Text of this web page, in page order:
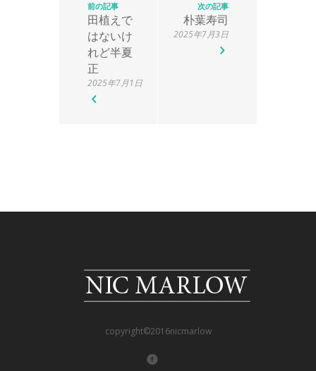
前の記事
田植えで
はないけ
れど半夏
正
2025年7月1日
次の記事
朴葉寿司
2025年7月3日
copyright©2016nicmarlow